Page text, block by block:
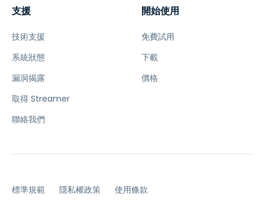
支援
技術支援
系統狀態
漏洞揭露
取得 Streamer
聯絡我們
開始使用
免費試用
下載
價格
標準規範 隱私權政策 使用條款